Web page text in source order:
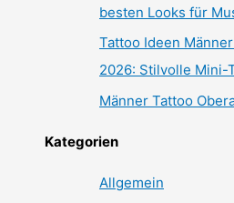
besten Looks für
Tattoo Ideen
2026: Stilvolle Mini-
Männer Tattoo
Kategorien
Allgemein